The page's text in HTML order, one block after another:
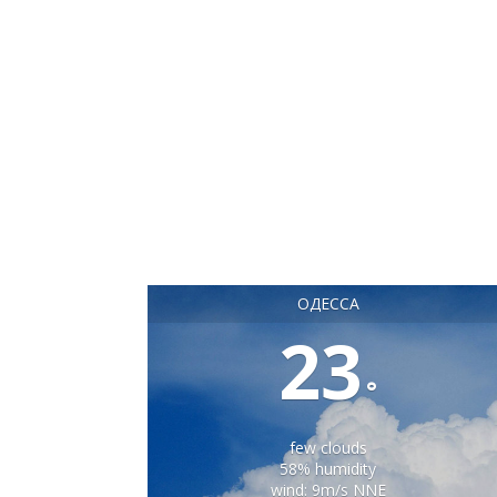
ОДЕССА
23°
few clouds
58% humidity
wind: 9m/s NNE